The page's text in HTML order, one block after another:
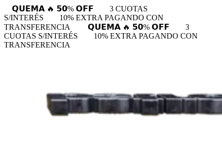
𝗤𝗨𝗘𝗠𝗔 🔥 𝟱𝟬% 𝗢𝗙𝗙
3 CUOTAS
S/INTERÉS
10% EXTRA PAGANDO CON
TRANSFERENCIA
𝗤𝗨𝗘𝗠𝗔 🔥 𝟱𝟬% 𝗢𝗙𝗙
3
CUOTAS S/INTERÉS
10% EXTRA PAGANDO CON
TRANSFERENCIA